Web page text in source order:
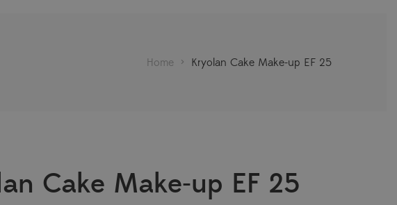
Home > Kryolan Cake Make-up EF 25
Cake Make-up EF 25